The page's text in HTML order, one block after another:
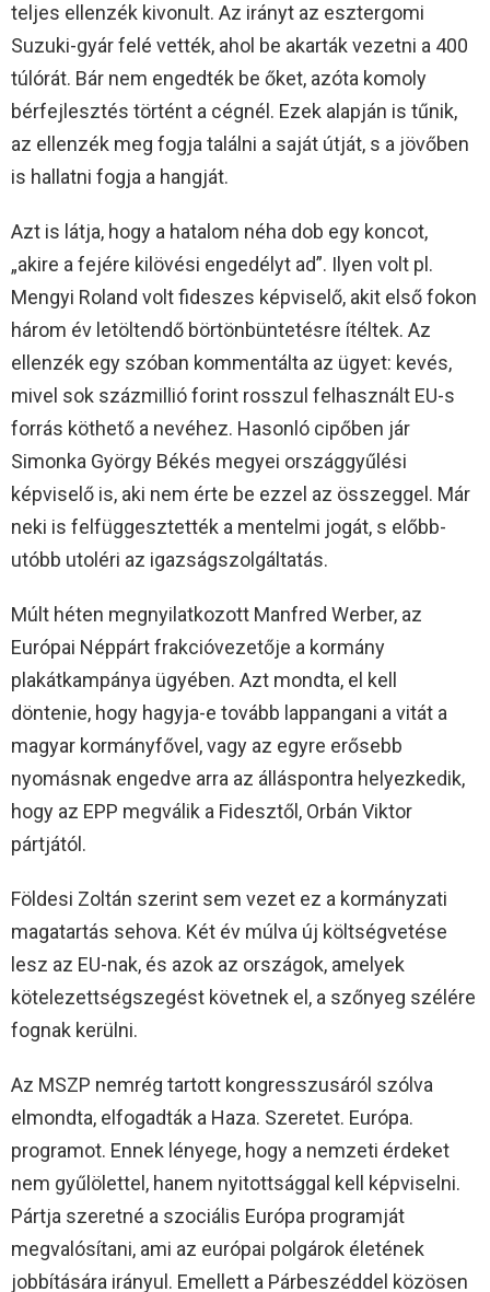
teljes ellenzék kivonult. Az irányt az esztergomi
Suzuki-gyár felé vették, ahol be akarták vezetni a 400
túlórát. Bár nem engedték be őket, azóta komoly
bérfejlesztés történt a cégnél. Ezek alapján is tűnik,
az ellenzék meg fogja találni a saját útját, s a jövőben
is hallatni fogja a hangját.
Azt is látja, hogy a hatalom néha dob egy koncot,
„akire a fejére kilövési engedélyt ad”. Ilyen volt pl.
Mengyi Roland volt fideszes képviselő, akit első fokon
három év letöltendő börtönbüntetésre ítéltek. Az
ellenzék egy szóban kommentálta az ügyet: kevés,
mivel sok százmillió forint rosszul felhasznált EU-s
forrás köthető a nevéhez. Hasonló cipőben jár
Simonka György Békés megyei országgyűlési
képviselő is, aki nem érte be ezzel az összeggel. Már
neki is felfüggesztették a mentelmi jogát, s előbb-
utóbb utoléri az igazságszolgáltatás.
Múlt héten megnyilatkozott Manfred Werber, az
Európai Néppárt frakcióvezetője a kormány
plakátkampánya ügyében. Azt mondta, el kell
döntenie, hogy hagyja-e tovább lappangani a vitát a
magyar kormányfővel, vagy az egyre erősebb
nyomásnak engedve arra az álláspontra helyezkedik,
hogy az EPP megválik a Fidesztől, Orbán Viktor
pártjától.
Földesi Zoltán szerint sem vezet ez a kormányzati
magatartás sehova. Két év múlva új költségvetése
lesz az EU-nak, és azok az országok, amelyek
kötelezettségszegést követnek el, a szőnyeg szélére
fognak kerülni.
Az MSZP nemrég tartott kongresszusáról szólva
elmondta, elfogadták a Haza. Szeretet. Európa.
programot. Ennek lényege, hogy a nemzeti érdeket
nem gyűlölettel, hanem nyitottsággal kell képviselni.
Pártja szeretné a szociális Európa programját
megvalósítani, ami az európai polgárok életének
jobbítására irányul. Emellett a Párbeszéddel közösen